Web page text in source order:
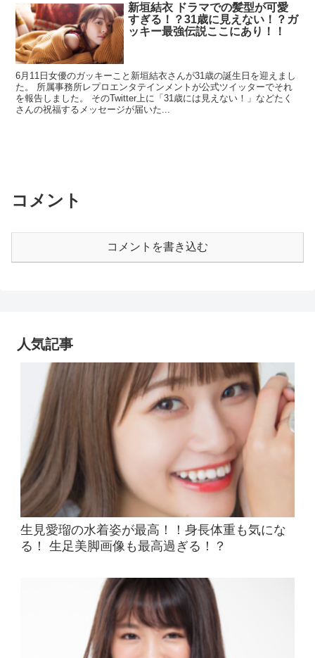
新垣結衣 ドラマでの髪型が可愛
すぎる！？31歳に見えない！？ガ
ッキー最強伝説ここにあり！！
6月11日女優のガッキーこと新垣結衣さんが31歳の誕生日を迎えまし
た。 所属事務所レプロエンタテインメントが公式ツイッターでそれ
を報告しました。 そのTwitter上に「31歳には見えない！」などたく
さんの祝福するメッセージが届いた...
コメント
コメントを書き込む
人気記事
生見愛瑠の水着姿が最高！！身長体重も気にな
る！ 生足美脚画像も最高過ぎる！？